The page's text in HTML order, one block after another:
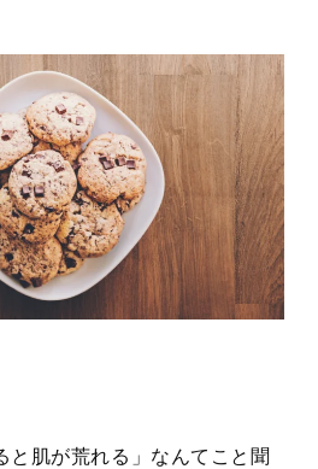
と肌が荒れる」なんてこと聞